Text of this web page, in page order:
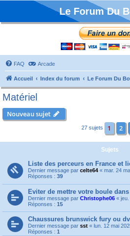
Le Forum Du
FAQ Arcade
Accueil Index du forum Le Forum Du
Matériel
Nouveau sujet
27 sujets 1 2
Sujets
Liste des perceurs en France et
Dernier message par celte64 « mar. 24
Réponses : 39
Eviter de mettre votre boule
Dernier message par Christophe06 « jeu.
Réponses : 15
Chaussures brunswick fury ou
Dernier message par sst « lun. 12 mai
Réponses : 1